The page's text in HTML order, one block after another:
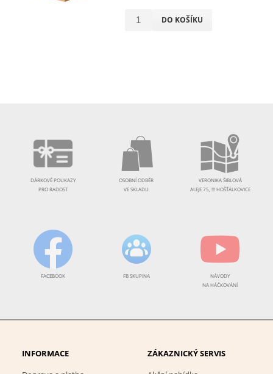
DO KOŠÍKU
DÁRKOVÉ POUKAZY
PRO RADOST
OSOBNÍ ODBĚR
VE SKLADU
VERONIKA ŠIBLOVÁ
ALEJE 75, !!! HOŠŤÁLKOVICE
FACEBOOK FB SKUPINA
NÁVODY
NA HÁČKOVÁNÍ
INFORMACE
ZÁKAZNICKÝ SERVIS